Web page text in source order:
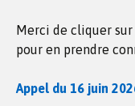
Merci de cliquer sur
pour en prendre
Appel du 16 juin